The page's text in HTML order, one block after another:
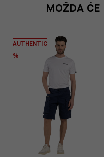
MOŽDA
AUTHENTIC
%